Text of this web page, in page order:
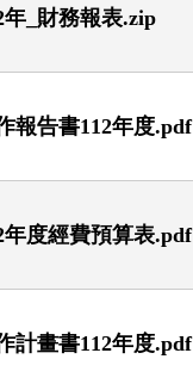
_財務報表.zip
報告書112年度.pdf
度經費預算表.pdf
計畫書112年度.pdf